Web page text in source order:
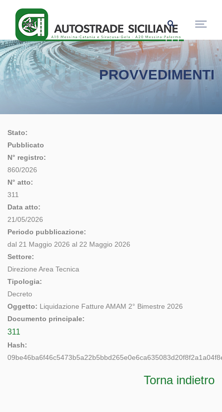
PROVVEDIMENTI
Stato:
Pubblicato
N° registro:
860/2026
N° atto:
311
Data atto:
21/05/2026
Periodo pubblicazione:
dal 21 Maggio 2026 al 22 Maggio 2026
Settore:
Direzione Area Tecnica
Tipologia:
Decreto
Oggetto: Liquidazione Fatture AMAM 2° Bimestre 2026
Documento principale:
311
Hash:
Torna indietro